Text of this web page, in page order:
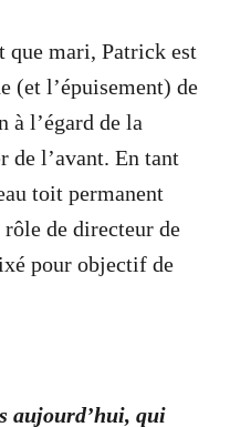
mari, Patrick est
(et l’épuisement) de
à l’égard de la
l’avant. En tant
toit permanent
de directeur de
pour objectif de
aujourd’hui, qui